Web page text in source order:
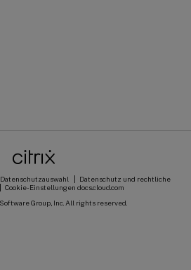
Datenschutz und rechtliche
Cookie-Einstellungen docs.cloud.com
Group, Inc. All rights reserved.